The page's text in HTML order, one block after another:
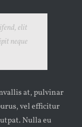
elit
neque
at, pulvinar
vel efficitur
Nulla eu